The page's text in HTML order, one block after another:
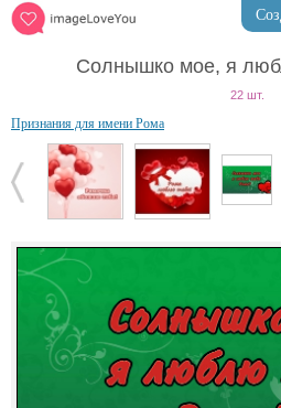
Солнышко мое, я
22 шт.
Признания для имени Рома